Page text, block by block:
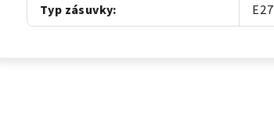
Typ zásuvky: E27